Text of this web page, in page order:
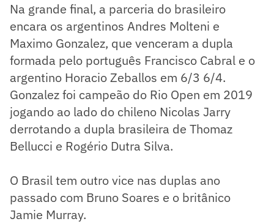
Na grande final, a parceria do brasileiro
encara os argentinos Andres Molteni e
Maximo Gonzalez, que venceram a dupla
formada pelo português Francisco Cabral e o
argentino Horacio Zeballos em 6/3 6/4.
Gonzalez foi campeão do Rio Open em 2019
jogando ao lado do chileno Nicolas Jarry
derrotando a dupla brasileira de Thomaz
Bellucci e Rogério Dutra Silva.
O Brasil tem outro vice nas duplas ano
passado com Bruno Soares e o britânico
Jamie Murray.